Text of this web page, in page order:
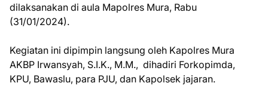
dilaksanakan di aula Mapolres Mura, Rabu
(31/01/2024).
Kegiatan ini dipimpin langsung oleh Kapolres Mura
AKBP Irwansyah, S.I.K., M.M., dihadiri Forkopimda,
KPU, Bawaslu, para PJU, dan Kapolsek jajaran.